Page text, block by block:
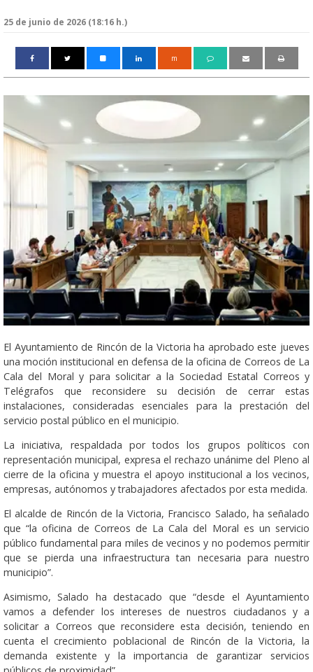
25 de junio de 2026 (18:16 h.)
m
El Ayuntamiento de Rincón de la Victoria ha aprobado este jueves
una moción institucional en defensa de la oficina de Correos de La
Cala del Moral y para solicitar a la Sociedad Estatal Correos y
Telégrafos que reconsidere su decisión de cerrar estas
instalaciones, consideradas esenciales para la prestación del
servicio postal público en el municipio.
La iniciativa, respaldada por todos los grupos políticos con
representación municipal, expresa el rechazo unánime del Pleno al
cierre de la oficina y muestra el apoyo institucional a los vecinos,
empresas, autónomos y trabajadores afectados por esta medida.
El alcalde de Rincón de la Victoria, Francisco Salado, ha señalado
que “la oficina de Correos de La Cala del Moral es un servicio
público fundamental para miles de vecinos y no podemos permitir
que se pierda una infraestructura tan necesaria para nuestro
municipio”.
Asimismo, Salado ha destacado que “desde el Ayuntamiento
vamos a defender los intereses de nuestros ciudadanos y a
solicitar a Correos que reconsidere esta decisión, teniendo en
cuenta el crecimiento poblacional de Rincón de la Victoria, la
demanda existente y la importancia de garantizar servicios